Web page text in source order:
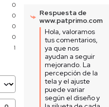
0
0
0
0
1
Respuesta de
www.patprimo.com
Hola, valoramos
tus comentarios,
ya que nos
ayudan a seguir
mejorando. La
percepción de la
tela y el ajuste
puede variar
según el diseño y